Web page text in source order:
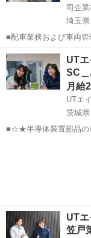
司企
埼玉
■配車業務および車両
ンをお任せします。 ＜
検、定期点検、整備ス
・ドライバーの業務ス
埼玉 鶴ヶ島市
UT
SC
月給
茨城
■☆★半導体装置部品のピッキ
UT
笠戸